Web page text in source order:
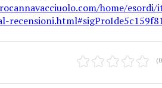
home/esordi/